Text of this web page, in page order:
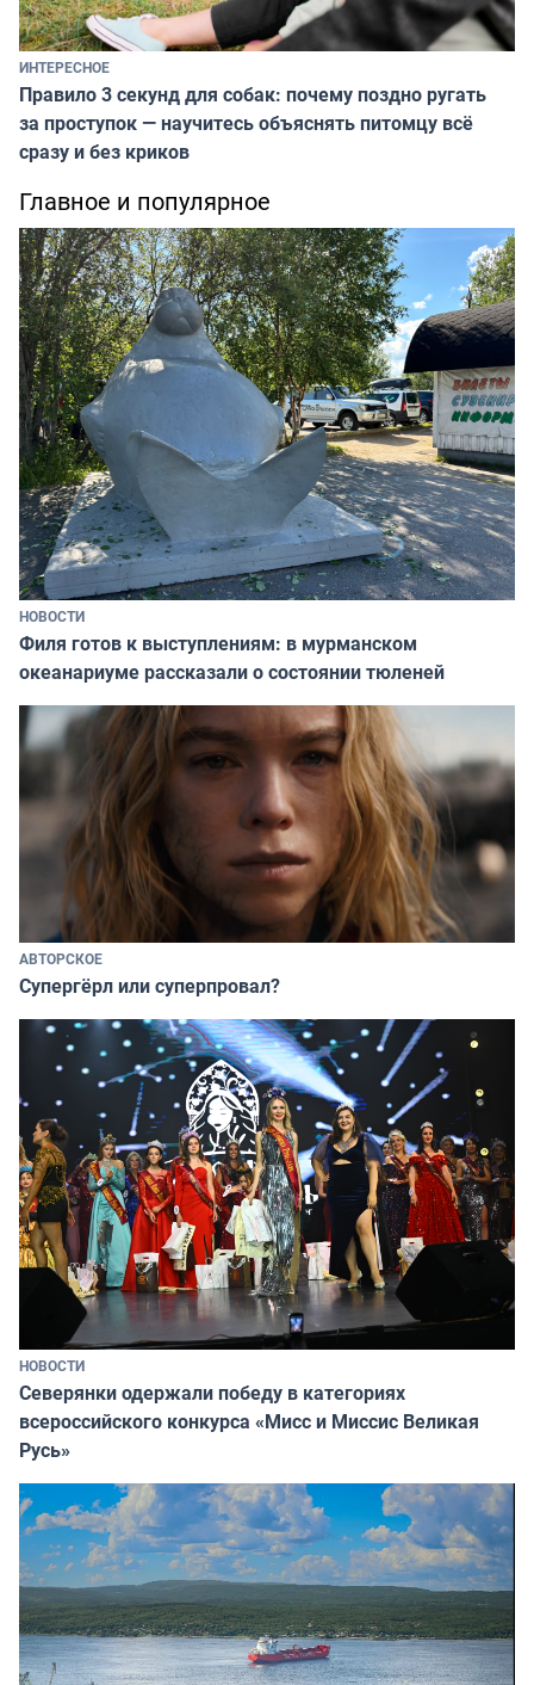
ИНТЕРЕСНОЕ
Правило 3 секунд для собак: почему поздно ругать
за проступок — научитесь объяснять питомцу всё
сразу и без криков
Главное и популярное
НОВОСТИ
Филя готов к выступлениям: в мурманском
океанариуме рассказали о состоянии тюленей
АВТОРСКОЕ
Супергёрл или суперпровал?
НОВОСТИ
Северянки одержали победу в категориях
всероссийского конкурса «Мисс и Миссис Великая
Русь»